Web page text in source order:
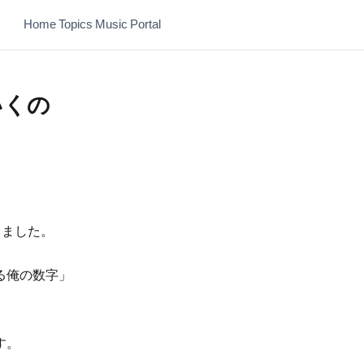
HomeTopics Music Portal
の
した。
の数字」